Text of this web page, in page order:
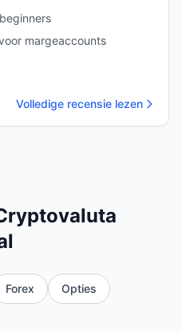
margeaccounts
Volledige recensie lezen
Forex Opties